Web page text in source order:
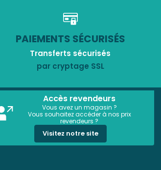
PAIEMENTS SÉCURISÉS
Transferts sécurisés
par cryptage SSL
Accès revendeurs
Vous avez un magasin ?
Vous souhaitez accéder à nos prix
revendeurs ?
Visitez notre site